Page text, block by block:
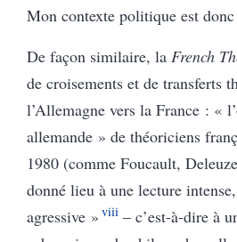
Mon contexte politique est
De façon similaire, la French
de croisements et de transferts
l’Allemagne vers la France : «
allemande » de théoriciens
1980 (comme Foucault,
donné lieu à une lecture
agressive » viii– c’est-à-dire à